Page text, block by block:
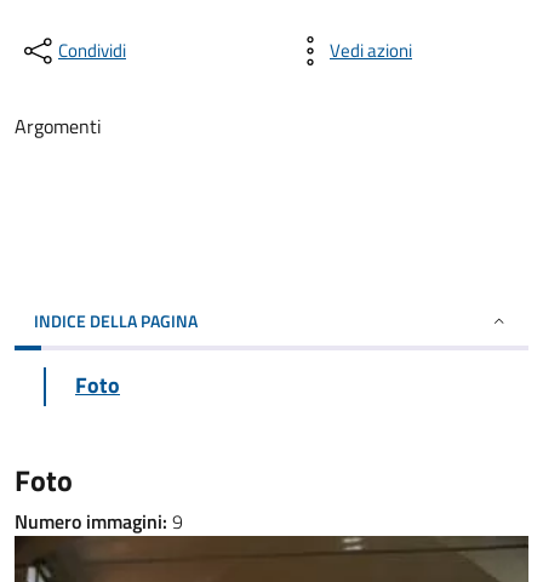
Condividi Vedi azioni
Argomenti
INDICE DELLA PAGINA
Foto
Foto
Numero immagini: 9